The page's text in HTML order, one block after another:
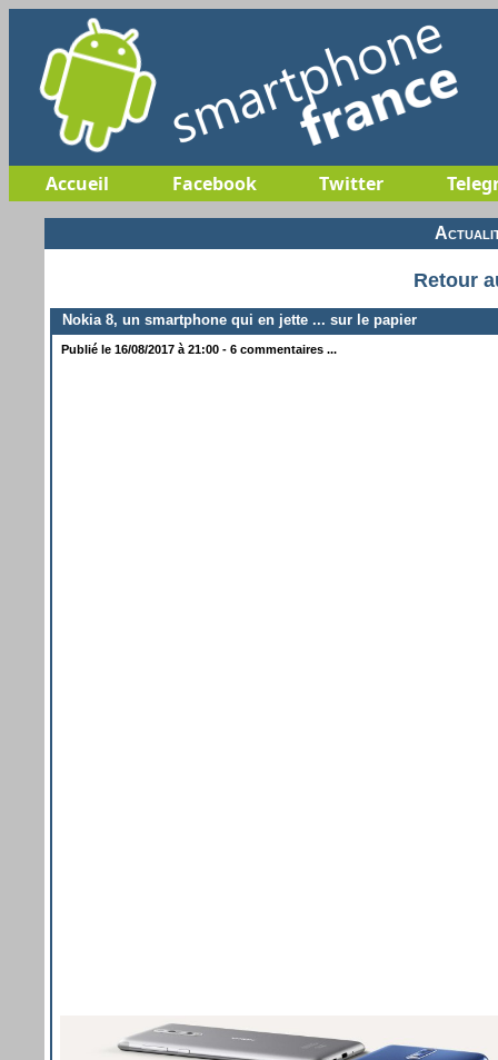
Accueil Facebook Twitter
Retour
Nokia 8, un smartphone qui en jette ... sur le papier
Publié le 16/08/2017 à 21:00 - 6 commentaires ...